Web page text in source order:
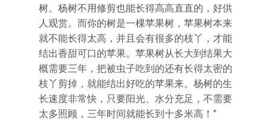
树。杨树不用修剪也能长得高高直直的，好供
人观赏。而你的树是一棵苹果树，苹果树本来
就不能长得太高，并且会有很多的枝丫，才能
结出香甜可口的苹果。苹果树从长大到结果大
概需要三年，把被虫子吃到的还有长得太密的
枝丫剪掉，就能结出好吃的苹果来。杨树的生
长速度非常快，只要阳光、水分充足，不需要
太多照顾，三年时间就能长到十多米高！”